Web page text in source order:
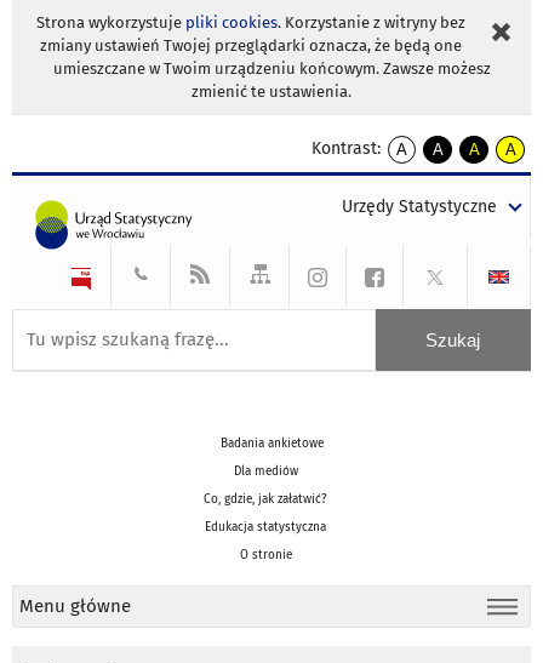
Strona wykorzystuje pliki cookies. Korzystanie z witryny bez
zmiany ustawień Twojej przeglądarki oznacza, że będą one
umieszczane w Twoim urządzeniu końcowym. Zawsze możesz
zmienić te ustawienia.
Kontrast:
A
kontrast
A
kontrast
tekst
czarnym
A
kontrast
tekst
czarnym
A
tekst
żółtym
Urzędy Statystyczne
Badania ankietowe
Dla mediów
Co, gdzie, jak załatwić?
Edukacja statystyczna
O stronie
Menu główne